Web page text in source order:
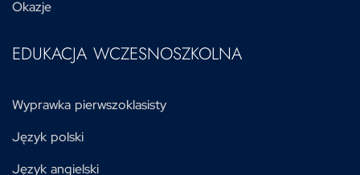
Okazje
EDUKACJA WCZESNOSZKOLNA
Wyprawka pierwszoklasisty
Język polski
Język angielski